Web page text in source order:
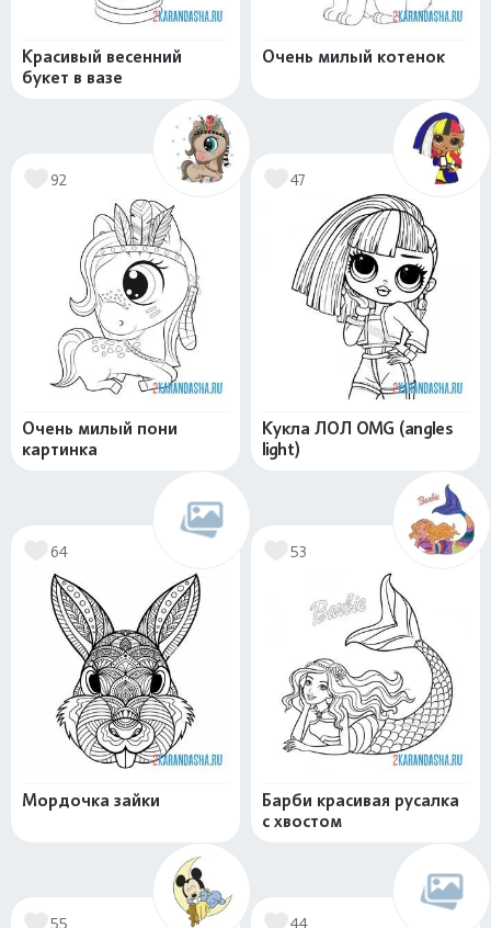
Красивый весенний
букет в вазе
Очень милый котенок
92
Очень милый пони
картинка
47
Кукла ЛОЛ OMG (angles
light)
64
Мордочка зайки
53
Барби красивая русалка
с хвостом
55 44